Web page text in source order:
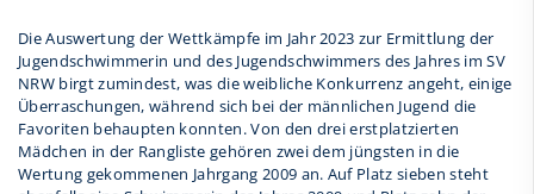
Die Auswertung der Wettkämpfe im Jahr 2023 zur Ermittlung der
Jugendschwimmerin und des Jugendschwimmers des Jahres im SV
NRW birgt zumindest, was die weibliche Konkurrenz angeht, einige
Überraschungen, während sich bei der männlichen Jugend die
Favoriten behaupten konnten. Von den drei erstplatzierten
Mädchen in der Rangliste gehören zwei dem jüngsten in die
Wertung gekommenen Jahrgang 2009 an. Auf Platz sieben steht